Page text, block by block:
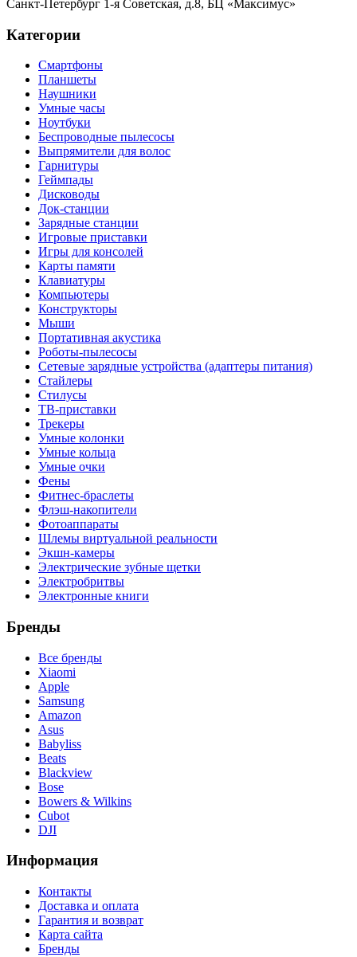
Санкт-Петербург 1-я Советская, д.8, БЦ «Максимус»
Категории
Смартфоны
Планшеты
Наушники
Умные часы
Ноутбуки
Беспроводные пылесосы
Выпрямители для волос
Гарнитуры
Геймпады
Дисководы
Док-станции
Зарядные станции
Игровые приставки
Игры для консолей
Карты памяти
Клавиатуры
Компьютеры
Конструкторы
Мыши
Портативная акустика
Роботы-пылесосы
Сетевые зарядные устройства (адаптеры питания)
Стайлеры
Стилусы
ТВ-приставки
Трекеры
Умные колонки
Умные кольца
Умные очки
Фены
Фитнес-браслеты
Флэш-накопители
Фотоаппараты
Шлемы виртуальной реальности
Экшн-камеры
Электрические зубные щетки
Электробритвы
Электронные книги
Бренды
Все бренды
Xiaomi
Apple
Samsung
Amazon
Asus
Babyliss
Beats
Blackview
Bose
Bowers & Wilkins
Cubot
DJI
Информация
Контакты
Доставка и оплата
Гарантия и возврат
Карта сайта
Бренды